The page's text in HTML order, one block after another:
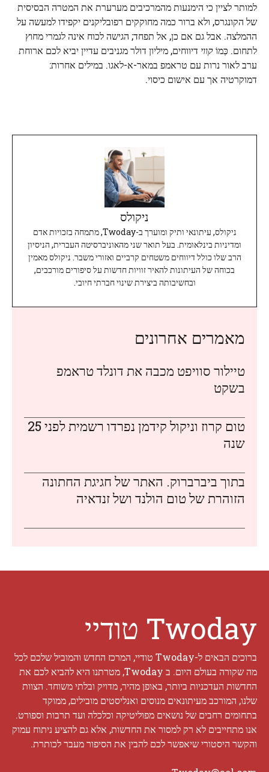
למותר לציין כי הימנעות מהמרכיבים מערערת את המטרה הבסיסית
של הקונגרס, ולא ברור כמה מחוקקים רפובליקנים יקפידו למעשה על
ההמלצה. אבל גם אם כן, אל תפחד; הגישה לכוח אינה לגמרי מחוץ
לתחום. כְּמוֹקווי דיווחים, מיליון דולר מגניבים עדיין יביא לכם ארוחת
ערב לאור נרות עם טראמפ במאר-א-לאגו. במילים אחרות:
דמוקרטיה אך עם אישום כיסוי.
ניקולס
ניקולס, עיתונאי ותיק ומוערך ב-Twoday, מתמחה בזכויות אדם
ומדיניות בינלאומית. בעל תואר שני מהאוניברסיטה העברית, הניסיון
הרב שלו כולל דיווחים משטחים קרביים ואזורי משבר. ניקולס מאמין
בכוחה של העיתונות להאיר זוויות חדשות על סיפורים מורכבים,
ובחשיבותה ביצירת שינוי חברתי חיובי.
מאמרים אחרונים
טיילור סוויפט מכבה את דונלד טראמפ
בשקט
טום קרוז וניקול קידמן נפרדו רשמית לפני 25
שנה
בתוך ביברברוק. האתר של חגיגת החתונה
הזוהרת של טום הולנד ושל זנדאיה
Twoday טודיי
ברוכים הבאים ל-Twoday טודיי, המרכז החדש והמוביל שלכם לכל
מה שקורה בעולם היום. ב Twoday, מטרתנו היא להביא לכם את
החדשות העדכניות ביותר, באופן מהיר, מדויק ובלתי משוחד. הצוות
שלנו, המורכב מעיתונאים מנוסים ואנליסטים מובילים, ממוקד
בתחומים רחבים של נושאים מפוליטיקה וכלכלה ועד תרבות וספורט.
אנו מתחייבים לא רק למסור את החדשות, אלא גם להציע ניתוח עמוק
והקשר היסטורי שיאפשר לכם להבין את הסיפור מעבר לכותרת.